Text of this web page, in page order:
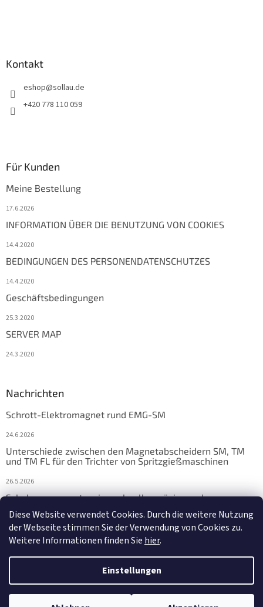
Diese Website verwendet Cookies. Durch die weitere Nutzung
der Webseite stimmen Sie der Verwendung von Cookies zu.
Weitere Informationen finden Sie hier.
Einstellungen
Kontakt
eshop@sollau.de
+420 778 110 059
Für Kunden
Meine Bestellung
17.6.2026
INFORMATION ÜBER DIE BENUTZUNG VON COOKIES
14.4.2020
BEDINGUNGEN DES PERSONENDATENSCHUTZES
14.4.2020
Geschäftsbedingungen
25.3.2020
SERVER MAP
24.3.2020
Nachrichten
Schrott-Elektromagnet rund EMG-SM
24.6.2026
Unterschiede zwischen den Magnetabscheidern SM, TM
und TM FL für den Trichter von Spritzgießmaschinen
26.5.2026
Schalungsmagnete: eine schnelle, präzise und
17.4.2026
Erstellt von Shoptet